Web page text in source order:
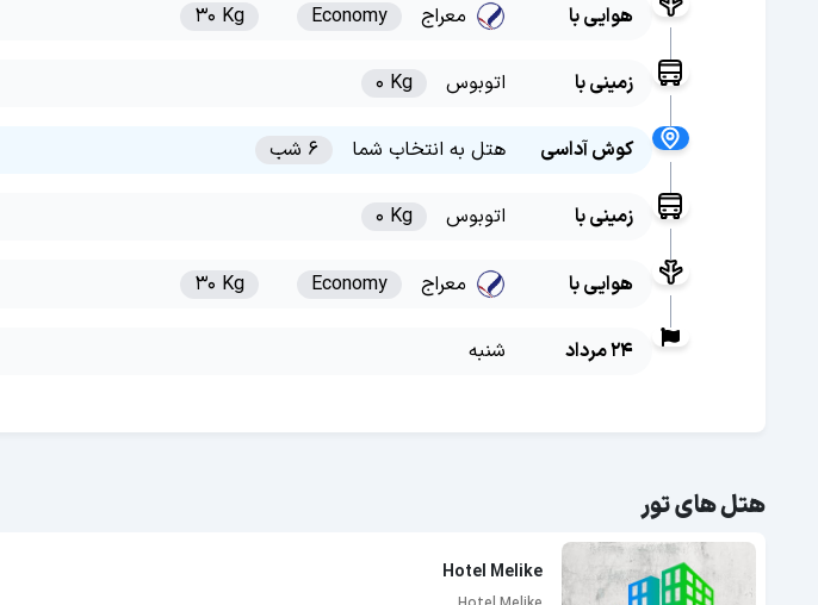
هوایی با معراج Economy
30 Kg
زمینی با اتوبوس 0 Kg
کوش آداسی هتل به انتخاب شما 6 شب
زمینی با اتوبوس 0 Kg
هوایی با معراج Economy
30 Kg
24 مرداد شنبه
هتل های تور
Hotel Melike